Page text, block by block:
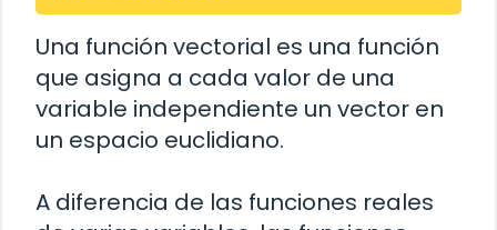
Una función vectorial es una función
que asigna a cada valor de una
variable independiente un vector en
un espacio euclidiano.
A diferencia de las funciones reales